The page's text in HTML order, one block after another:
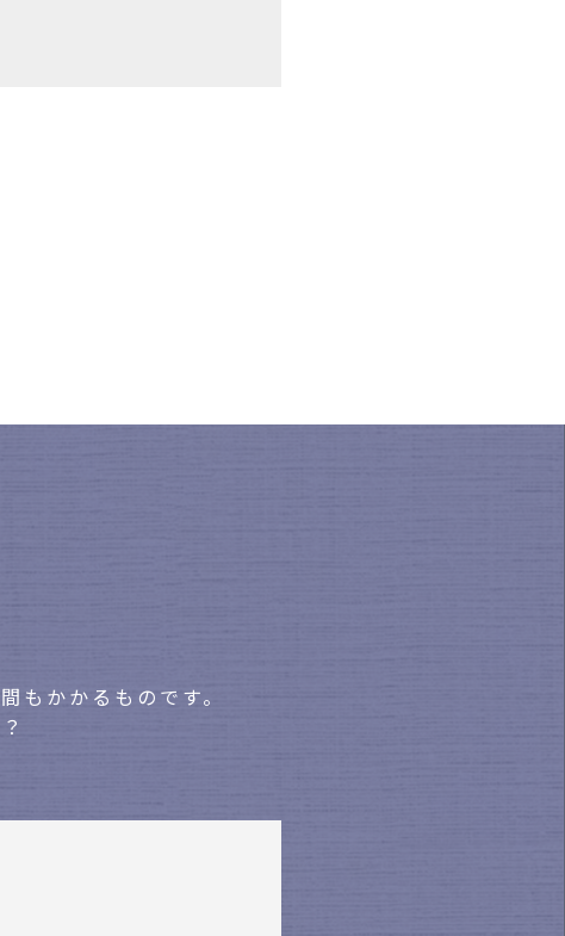
もかかるものです。